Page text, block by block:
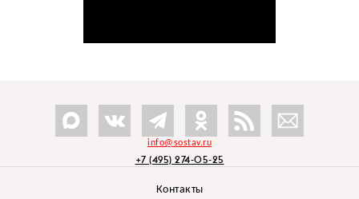
info@sostav.ru
+7 (495) 274-05-25
Контакты